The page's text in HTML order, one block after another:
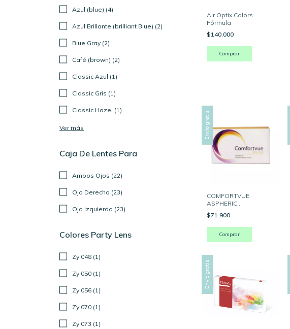
Azul (blue) (4)
Azul Brillante (brilliant Blue) (2)
Blue Gray (2)
Café (brown) (2)
Classic Azul (1)
Classic Gris (1)
Classic Hazel (1)
Ver más
Caja De Lentes Para
Ambos Ojos (22)
Ojo Derecho (23)
Ojo Izquierdo (23)
Colores Party Lens
Zy 048 (1)
Zy 050 (1)
Zy 056 (1)
Zy 070 (1)
Zy 073 (1)
Air Optix Colors
Fórmula
$140.000
Comprar
Envío gratis
COMFORTVUE
ASPHERIC
Hipermetropía (3
Unidades )
$71.900
Comprar
Envío gratis